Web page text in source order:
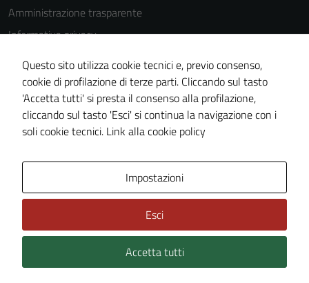
Amministrazione trasparente
Informativa privacy
Cookie Policy
Note legali
Dichiarazione di accessibilità
Piano di miglioramento del sito
Technical Design s.r.l.
Questo sito utilizza cookie tecnici e, previo consenso,
cookie di profilazione di terze parti. Cliccando sul tasto
'Accetta tutti' si presta il consenso alla profilazione,
cliccando sul tasto 'Esci' si continua la navigazione con i
soli cookie tecnici. Link alla cookie policy
Impostazioni
Esci
Accetta tutti